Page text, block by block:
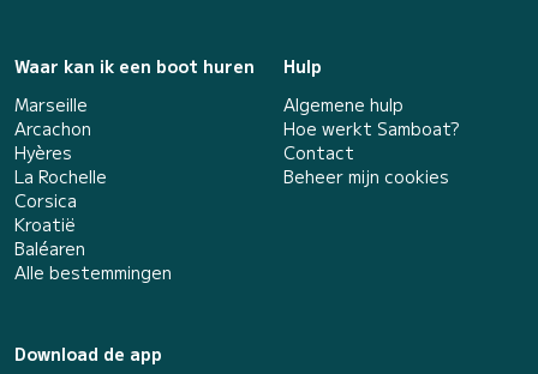
Waar kan ik een boot huren
Marseille
Arcachon
Hyères
La Rochelle
Corsica
Kroatië
Baléaren
Alle bestemmingen
Hulp
Algemene hulp
Hoe werkt Samboat?
Contact
Beheer mijn cookies
Download de app